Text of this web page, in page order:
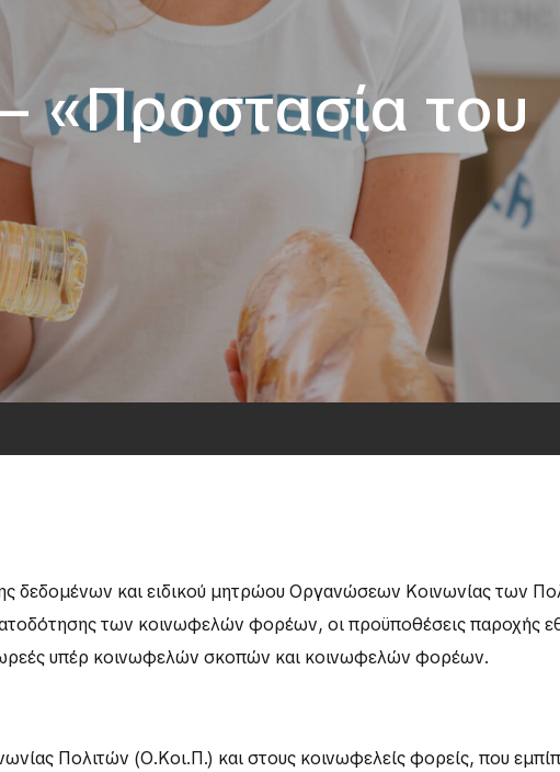
«Προστασία του
δεδομένων και ειδικού μητρώου Οργανώσεων Κοινωνίας των
των κοινωφελών φορέων, οι προϋποθέσεις παροχής
υπέρ κοινωφελών σκοπών και κοινωφελών φορέων.
Πολιτών (Ο.Κοι.Π.) και στους κοινωφελείς φορείς, που